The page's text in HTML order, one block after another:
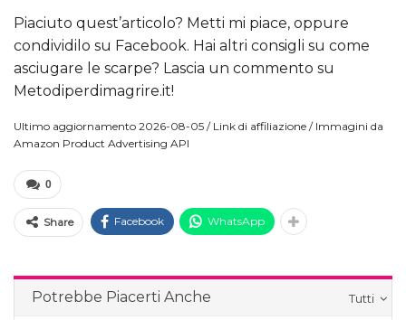
Piaciuto quest’articolo? Metti mi piace, oppure
condividilo su Facebook. Hai altri consigli su come
asciugare le scarpe? Lascia un commento su
Metodiperdimagrire.it!
Ultimo aggiornamento 2026-08-05 / Link di affiliazione / Immagini da
Amazon Product Advertising API
0
Share Facebook WhatsApp
Tutti
Potrebbe Piacerti Anche